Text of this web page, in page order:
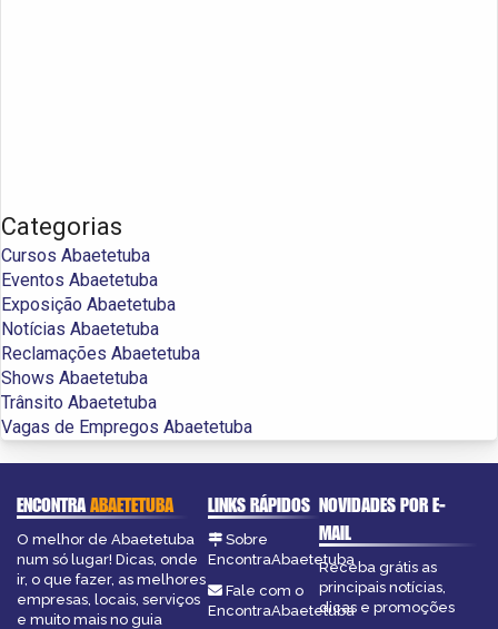
Categorias
Cursos Abaetetuba
Eventos Abaetetuba
Exposição Abaetetuba
Notícias Abaetetuba
Reclamações Abaetetuba
Shows Abaetetuba
Trânsito Abaetetuba
Vagas de Empregos Abaetetuba
ENCONTRAABAETETUBA
O melhor de Abaetetuba
num só lugar! Dicas, onde
ir, o que fazer, as melhores
empresas, locais, serviços
e muito mais no guia
LINKS RÁPIDOS
Sobre
EncontraAbaetetuba
Fale com o
EncontraAbaetetuba
NOVIDADES POR E-
MAIL
Receba grátis as
principais notícias,
dicas e promoções